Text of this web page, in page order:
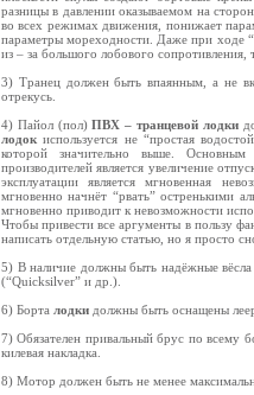
разницы в давлении оказываемом на
во всех режимах движения, понижает
параметры мореходности. Даже при ходе
из – за большого лобового сопротивления,
3) Транец должен быть впаянным, а не
отрекусь.
4) Пайол (пол)ПВХ – транцевой лодки
лодок используется не “простая
которой значительно выше.
производителей является увеличение
эксплуатации является мгновенная
мгновенно начнёт “рвать” остренькими
мгновенно приводит к невозможности
Чтобы привести все аргументы в пользу
написать отдельную статью, но я
5) В наличие должны быть надёжные
(“Quicksilver” и др.).
6) Борта лодки должны быть оснащены
7) Обязателен привальный брус по всему
килевая накладка.
8) Мотор должен быть не менее